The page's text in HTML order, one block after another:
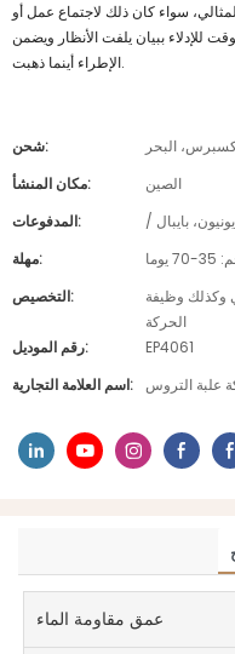
سواء كان ذلك لاجتماع عمل أو
للإدلاء ببيان يلفت الأنظار ويضمن
الإطراء أينما ذهبت.
شحن:
البحر
مكان المنشأ:
الصين
المدفوعات:
بايبال
مهلة:
التخصيص:
وكذلك وظيفة
الحركة
رقم الموديل:
EP4061
اسم العلامة التجارية:
عمق مقاومة الماء